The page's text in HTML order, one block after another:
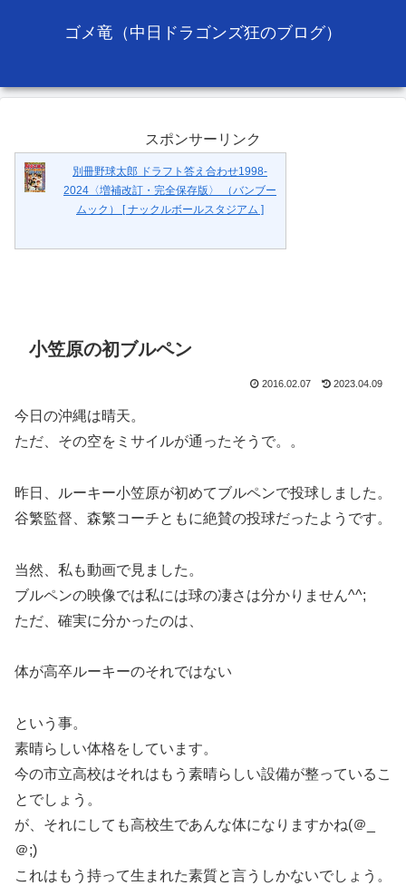
ゴメ竜（中日ドラゴンズ狂のブログ）
スポンサーリンク
別冊野球太郎 ドラフト答え合わせ1998-
2024〈増補改訂・完全保存版〉 （バンブー
ムック） [ ナックルボールスタジアム ]
小笠原の初ブルペン
2016.02.07 2023.04.09
今日の沖縄は晴天。
ただ、その空をミサイルが通ったそうで。。
昨日、ルーキー小笠原が初めてブルペンで投球しました。
谷繁監督、森繁コーチともに絶賛の投球だったようです。
当然、私も動画で見ました。
ブルペンの映像では私には球の凄さは分かりません^^;
ただ、確実に分かったのは、
体が高卒ルーキーのそれではない
という事。
素晴らしい体格をしています。
今の市立高校はそれはもう素晴らしい設備が整っているこ
とでしょう。
が、それにしても高校生であんな体になりますかね(＠_
＠;)
これはもう持って生まれた素質と言うしかないでしょう。